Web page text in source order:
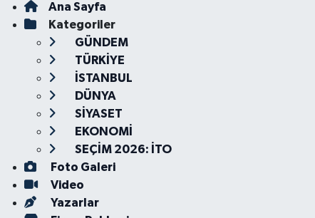
Ana Sayfa
Kategoriler
GÜNDEM
TÜRKİYE
İSTANBUL
DÜNYA
SİYASET
EKONOMİ
SEÇİM 2026: İTO
Foto Galeri
Video
Yazarlar